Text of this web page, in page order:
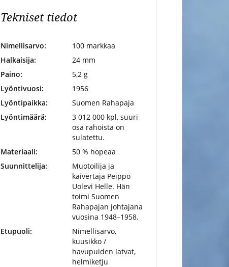
Tekniset tiedot
Nimellisarvo:
100 markkaa
Halkaisija:
24 mm
Paino:
5,2 g
Lyöntivuosi:
1956
Lyöntipaikka:
Suomen Rahapaja
Lyöntimäärä:
3 012 000 kpl, suuri
osa rahoista on
sulatettu.
Materiaali:
50 % hopeaa
Suunnittelija:
Muotoilija ja
kaivertaja Peippo
Uolevi Helle. Hän
toimi Suomen
Rahapajan johtajana
vuosina 1948–1958.
Etupuoli:
Nimellisarvo,
kuusikko /
havupuiden latvat,
helmiketju